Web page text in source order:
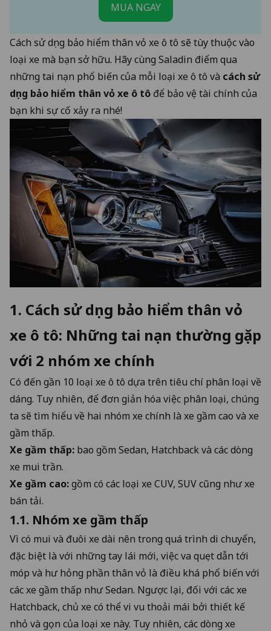
MUA NGAY
Cách sử dụng bảo hiểm thân vỏ xe ô tô sẽ tùy thuộc vào
loại xe mà bạn sở hữu. Hãy cùng Saladin điểm qua
những tai nạn phổ biến của mỗi loại xe ô tô và cách sử
dụng bảo hiểm thân vỏ xe ô tô để bảo vệ tài chính của
bạn khi sự cố xảy ra nhé!
1. Cách sử dụng bảo hiểm thân vỏ
xe ô tô: Những tai nạn thường gặp
với 2 nhóm xe chính
Có đến gần 10 loại xe ô tô dựa trên tiêu chí phân loại về
dáng. Tuy nhiên, để đơn giản hóa việc phân loại, chúng
ta sẽ tìm hiểu về hai nhóm xe chính là xe gầm cao và xe
gầm thấp.
Xe gầm thấp: bao gồm Sedan, Hatchback và các dòng
xe mui trần.
Xe gầm cao:gồm có các loại xe CUV, SUV cũng như xe
bán tải.
1.1. Nhóm xe gầm thấp
Vì có mui và đuôi xe dài nên trong quá trình di chuyển,
đặc biệt là với những tay lái mới, việc va quẹt dẫn tới
móp và hư hỏng phần thân vỏ là điều khá phổ biến với
các xe gầm thấp như Sedan. Ngược lại, đối với các xe
Hatchback, chủ xe có thể vi vu thoải mái bởi thiết kế
nhỏ và gọn của loại xe này. Tuy nhiên, các dòng xe